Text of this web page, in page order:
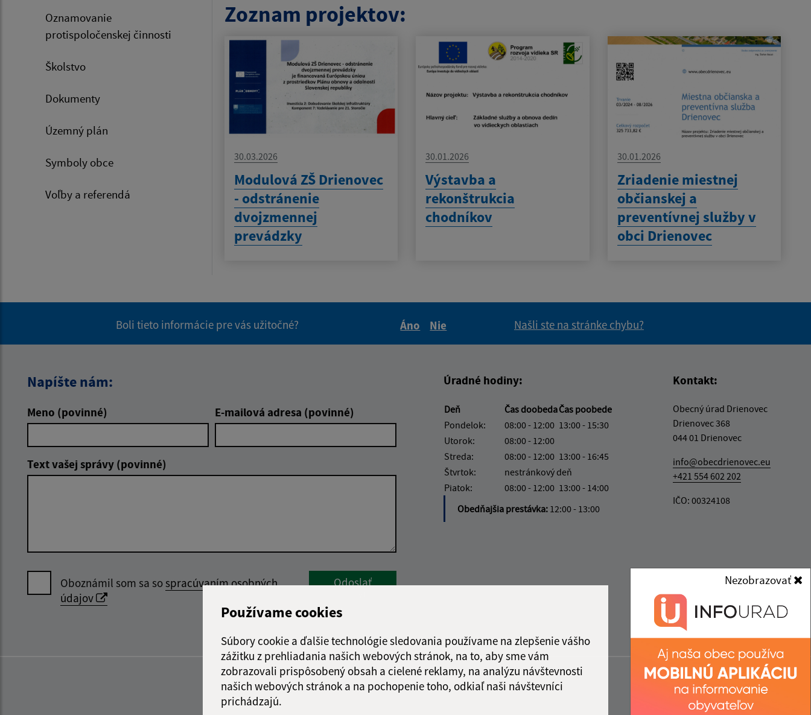
Používame cookies
Súbory cookie a ďalšie technológie sledovania používame na zlepšenie vášho
zážitku z prehliadania našich webových stránok, na to, aby sme vám
zobrazovali prispôsobený obsah a cielené reklamy, na analýzu návštevnosti
našich webových stránok a na pochopenie toho, odkiaľ naši návštevníci
prichádzajú.
Nezobrazovať
Oznamovanie
protispoločenskej činnosti
Školstvo
Dokumenty
Územný plán
Symboly obce
Voľby a referendá
Zoznam projektov:
30.03.2026
Modulová ZŠ Drienovec
- odstránenie
dvojzmennej
prevádzky
30.01.2026
Výstavba a
rekonštrukcia
chodníkov
30.01.2026
Zriadenie miestnej
občianskej a
preventívnej služby v
obci Drienovec
Boli tieto informácie pre vás užitočné?
Áno
Nie
Našli ste na stránke chybu?
Napíšte nám:
Meno (povinné) E-mailová adresa (povinné)
Text vašej správy (povinné)
Oboznámil som sa sospracúvaním osobných
údajov
Google reCaptcha Response
Odoslať
Úradné hodiny:
Deň Čas doobedaČas poobede
Pondelok:
08:00 - 12:00 13:00 - 15:30
Utorok:
08:00 - 12:00
Streda:
08:00 - 12:00 13:00 - 16:45
Štvrtok:
nestránkový deň
Piatok:
08:00 - 12:00 13:00 - 14:00
Obedňajšia prestávka: 12:00 - 13:00
Kontakt:
Obecný úrad Drienovec
Drienovec 368
044 01 Drienovec
info@obecdrienovec.eu
+421 554 602 202
IČO: 00324108